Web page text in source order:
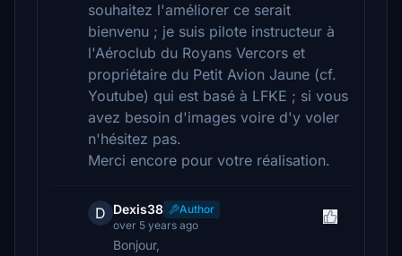
souhaitez l'améliorer ce serait
bienvenu ; je suis pilote instructeur à
l'Aéroclub du Royans Vercors et
propriétaire du Petit Avion Jaune (cf.
Youtube) qui est basé à LFKE ; si vous
avez besoin d'images voire d'y voler
n'hésitez pas.
Merci encore pour votre réalisation.
D Dexis38
Author
over 5 years ago
Bonjour,